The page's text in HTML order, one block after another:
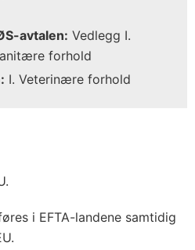
avtalen: Vedlegg I.
forhold
I. Veterinære forhold
i EFTA-landene samtidig